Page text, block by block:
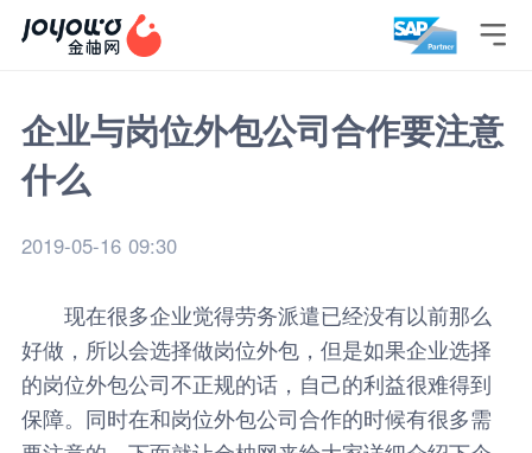

企业与岗位外包公司合作要注意
什么
2019-05-16 09:30
现在很多企业觉得劳务派遣已经没有以前那么
好做，所以会选择做岗位外包，但是如果企业选择
的岗位外包公司不正规的话，自己的利益很难得到
保障。同时在和岗位外包公司合作的时候有很多需